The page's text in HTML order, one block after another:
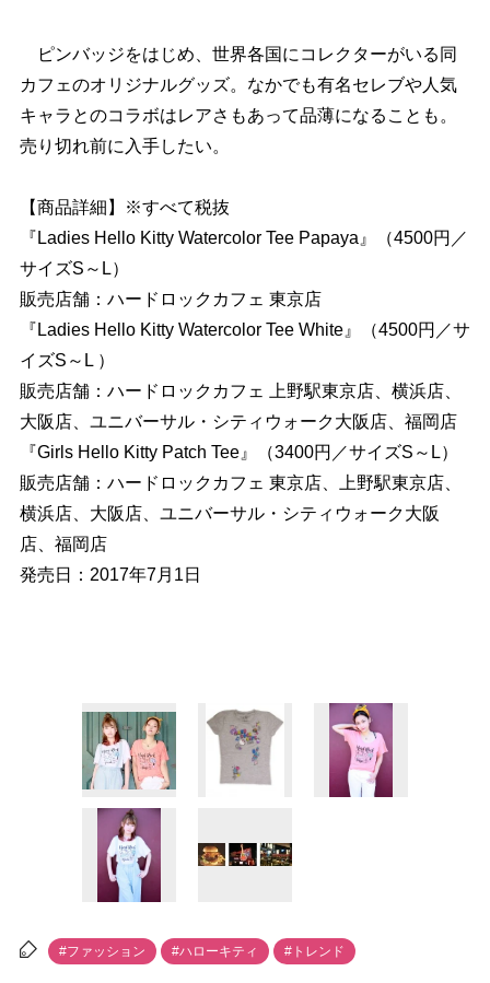
ピンバッジをはじめ、世界各国にコレクターがいる同
カフェのオリジナルグッズ。なかでも有名セレブや人気
キャラとのコラボはレアさもあって品薄になることも。
売り切れ前に入手したい。
【商品詳細】※すべて税抜
『Ladies Hello Kitty Watercolor Tee Papaya』（4500円／
サイズS～L）
販売店舗：ハードロックカフェ 東京店
『Ladies Hello Kitty Watercolor Tee White』（4500円／サ
イズS～L ）
販売店舗：ハードロックカフェ 上野駅東京店、横浜店、
大阪店、ユニバーサル・シティウォーク大阪店、福岡店
『Girls Hello Kitty Patch Tee』（3400円／サイズS～L）
販売店舗：ハードロックカフェ 東京店、上野駅東京店、
横浜店、大阪店、ユニバーサル・シティウォーク大阪
店、福岡店
発売日：2017年7月1日
#ファッション #ハローキティ #トレンド